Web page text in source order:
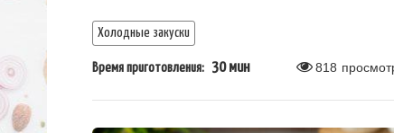
Холодные закуски
Время приготовления: 30 мин 818